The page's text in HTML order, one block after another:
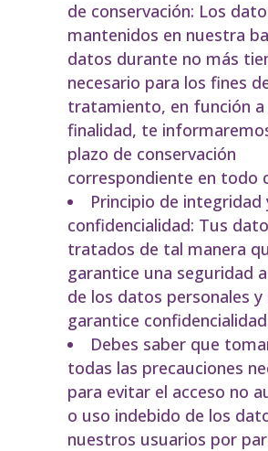
de conservación: Los
mantenidos en nuestra
datos durante no más
necesario para los fines
tratamiento, en función a
finalidad, te
plazo de conservación
correspondiente en todo
Principio de integridad
confidencialidad: Tus
tratados de tal manera
garantice una seguridad
de los datos personales y
garantice
Debes saber que
todas las precauciones
para evitar el acceso no
o uso indebido de los
nuestros usuarios por